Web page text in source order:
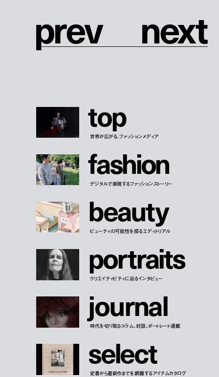
prev next
top
世界が広がる、ファッションメディア
fashion
デジタルで表現するファッションストーリー
beauty
ビューティの可能性を探るエディトリアル
portraits
クリエイティビティに迫るインタビュー
journal
時代を切り取るコラム、対談、ポートレート連載
select
定番から最新作までを網羅するアイテムカタログ